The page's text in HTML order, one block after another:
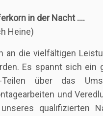
in der Nacht ….
Heine)
an die vielfältigen
Es spannt sich ein
über das
und
qualifizierten